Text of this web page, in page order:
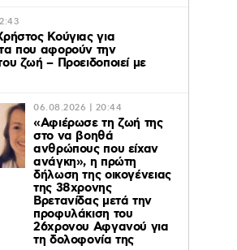
Κούγιας για
που αφορούν την
ζωή – Προειδοποιεί με
06.08.2026 | 20:44
«Αφιέρωσε τη ζωή της
στο να βοηθά
ανθρώπους που είχαν
ανάγκη», η πρώτη
δήλωση της οικογένειας
της 38χρονης
Βρετανίδας μετά την
προφυλάκιση του
26χρονου Αφγανού για
τη δολοφονία της